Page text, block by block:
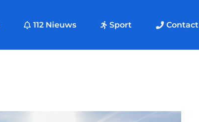
112 Nieuws Sport Contact